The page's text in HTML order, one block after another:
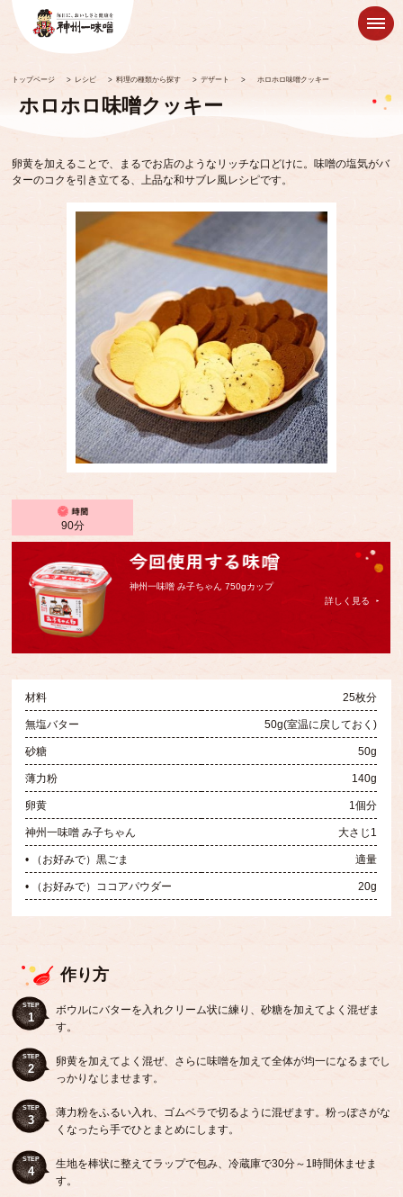
トップページ > レシピ >料理の種類から探す > デザート > ホロホロ味噌クッキー
ホロホロ味噌クッキー
卵黄を加えることで、まるでお店のようなリッチな口どけに。味噌の塩気がバ
ターのコクを引き立てる、上品な和サブレ風レシピです。
90分
神州一味噌 み子ちゃん 750gカップ
詳しく見る
材料 25枚分
無塩バター 50g(室温に戻しておく)
砂糖 50g
薄力粉 140g
卵黄 1個分
神州一味噌 み子ちゃん 大さじ1
• （お好みで）黒ごま 適量
• （お好みで）ココアパウダー 20g
作り方
STEP
1
ボウルにバターを入れクリーム状に練り、砂糖を加えてよく混ぜま
す。
STEP
2
卵黄を加えてよく混ぜ、さらに味噌を加えて全体が均一になるまでし
っかりなじませます。
STEP
3
薄力粉をふるい入れ、ゴムベラで切るように混ぜます。粉っぽさがな
くなったら手でひとまとめにします。
STEP
4
生地を棒状に整えてラップで包み、冷蔵庫で30分～1時間休ませま
す。